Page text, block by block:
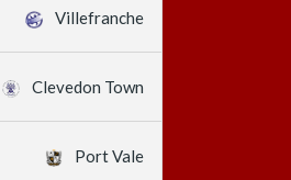
Villefranche
Clevedon Town
Port Vale